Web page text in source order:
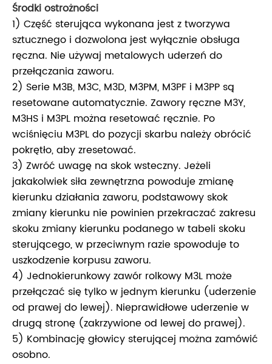
Środki ostrożności
1) Część sterująca wykonana jest z tworzywa
sztucznego i dozwolona jest wyłącznie obsługa
ręczna. Nie używaj metalowych uderzeń do
przełączania zaworu.
2) Serie M3B, M3C, M3D, M3PM, M3PF i M3PP są
resetowane automatycznie. Zawory ręczne M3Y,
M3HS i M3PL można resetować ręcznie. Po
wciśnięciu M3PL do pozycji skarbu należy obrócić
pokrętło, aby zresetować.
3) Zwróć uwagę na skok wsteczny. Jeżeli
jakakolwiek siła zewnętrzna powoduje zmianę
kierunku działania zaworu, podstawowy skok
zmiany kierunku nie powinien przekraczać zakresu
skoku zmiany kierunku podanego w tabeli skoku
sterującego, w przeciwnym razie spowoduje to
uszkodzenie korpusu zaworu.
4) Jednokierunkowy zawór rolkowy M3L może
przełączać się tylko w jednym kierunku (uderzenie
od prawej do lewej). Nieprawidłowe uderzenie w
drugą stronę (zakrzywione od lewej do prawej).
5) Kombinację głowicy sterującej można zamówić
osobno.